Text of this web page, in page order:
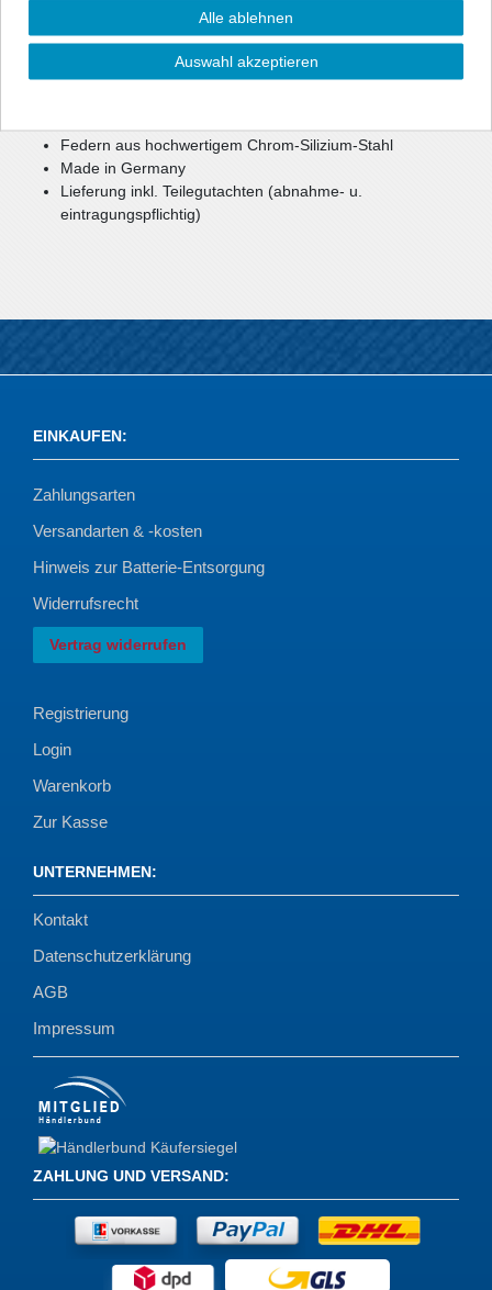
reduzierter Schwerpunkt
verbesserte, sportlichere Optik
Federn aus hochwertigem Chrom-Silizium-Stahl
Made in Germany
Lieferung inkl. Teilegutachten (abnahme- u.
eintragungspflichtig)
EINKAUFEN:
Zahlungsarten
Versandarten & -kosten
Hinweis zur Batterie-Entsorgung
Widerrufsrecht
Vertrag widerrufen
Registrierung
Login
Warenkorb
Zur Kasse
UNTERNEHMEN:
Kontakt
Datenschutzerklärung
AGB
Impressum
ZAHLUNG UND VERSAND:
Alle ablehnen
Auswahl akzeptieren